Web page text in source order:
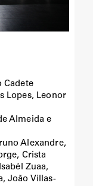
Cadete
Lopes, Leonor
Almeida e
Alexandre,
Crista
Zuaa,
João Villas-